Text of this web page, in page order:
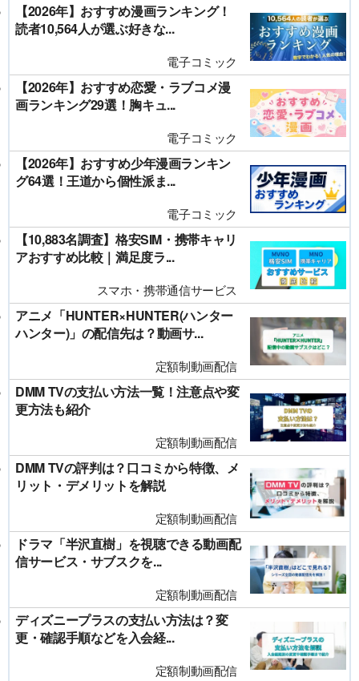
【2026年】おすすめ漫画ランキング！
読者10,564人が選ぶ好きな...
電子コミック
【2026年】おすすめ恋愛・ラブコメ漫
画ランキング29選！胸キュ...
電子コミック
【2026年】おすすめ少年漫画ランキン
グ64選！王道から個性派ま...
電子コミック
【10,883名調査】格安SIM・携帯キャリ
アおすすめ比較｜満足度ラ...
スマホ・携帯通信サービス
アニメ「HUNTER×HUNTER(ハンター
ハンター)」の配信先は？動画サ...
定額制動画配信
DMM TVの支払い方法一覧！注意点や変
更方法も紹介
定額制動画配信
DMM TVの評判は？口コミから特徴、メ
リット・デメリットを解説
定額制動画配信
ドラマ「半沢直樹」を視聴できる動画配
信サービス・サブスクを...
定額制動画配信
ディズニープラスの支払い方法は？変
更・確認手順などを入会経...
定額制動画配信